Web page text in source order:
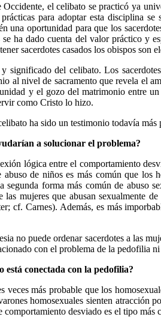
el celibato se practicó ya
para adoptar esta disciplina
una oportunidad para que los
ha dado cuenta del valor práctico y
sacerdotes casados los obispos son
significado del celibato. Los
al nivel de sacramento que revela el
y el gozo del matrimonio entre
como Cristo lo hizo.
ha sido un testimonio todavía
a solucionar el problema?
lógica entre el comportamiento
abuso de niños es más común que
segunda forma más común de abuso
las mujeres que abusan
cf. Carnes). Además, es más
no puede ordenar sacerdotes a las
con el problema de la pedofilia
conectada con la pedofilia?
veces más probable que los
homosexuales sienten atracción
desviado es el tipo